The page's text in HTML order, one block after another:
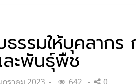
รรมให้บุคลาก
ละพันธุ์พืช
กราคม 2023 642 0